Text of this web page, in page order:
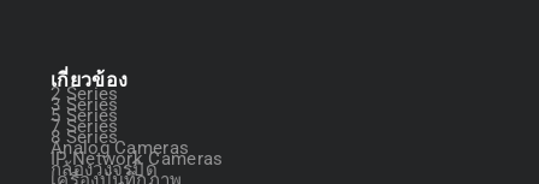
เกี่ยวข้อง
2 Series
3 Series
5 Series
7 Series
8 Series
Analog Cameras
IP Network Cameras
กล้องวงจรปิด